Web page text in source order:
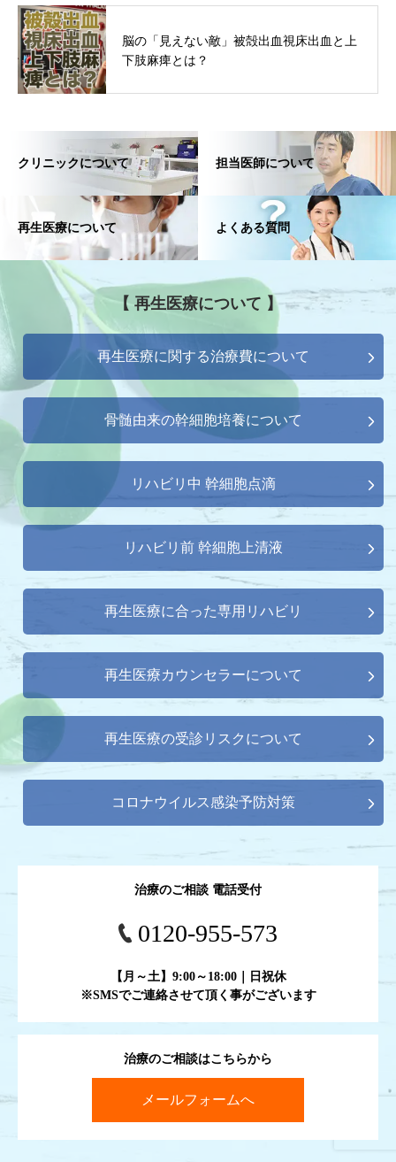
脳の「見えない敵」被殻出血視床出血と上
下肢麻痺とは？
クリニックについて 担当医師について
再生医療について よくある質問
【 再生医療について 】
再生医療に関する治療費について
骨髄由来の幹細胞培養について
リハビリ中 幹細胞点滴
リハビリ前 幹細胞上清液
再生医療に合った専用リハビリ
再生医療カウンセラーについて
再生医療の受診リスクについて
コロナウイルス感染予防対策
治療のご相談はこちらから
メールフォームへ
治療のご相談 電話受付
0120-955-573
【月～土】9:00～18:00｜日祝休
※SMSでご連絡させて頂く事がございます